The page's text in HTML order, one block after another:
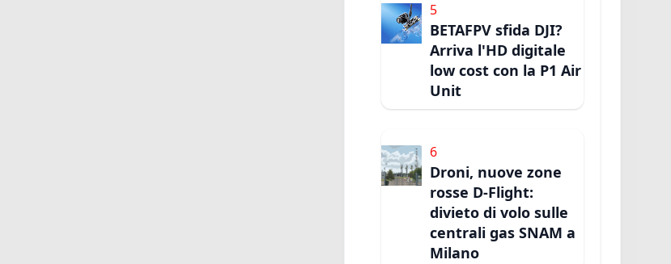
5
BETAFPV sfida DJI?
Arriva l'HD digitale
low cost con la P1 Air
Unit
6
Droni, nuove zone
rosse D-Flight:
divieto di volo sulle
centrali gas SNAM a
Milano